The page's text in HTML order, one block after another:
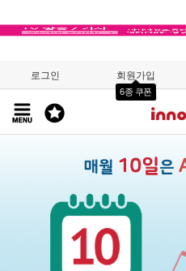
로그인 회원가입
6종 쿠폰